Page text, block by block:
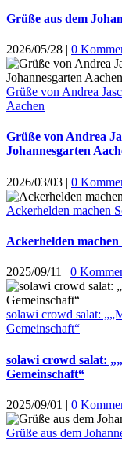
Grüße aus dem
2026/05/28 | 0
Grüße von Andrea
Aachen
Grüße von Andrea
Johannesgarten
2026/03/03 | 0
Ackerhelden machen
Ackerhelden machen
2025/09/11 | 0
solawi crowd salat:
Gemeinschaft“
solawi crowd salat:
Gemeinschaft“
2025/09/01 | 0
Grüße aus dem